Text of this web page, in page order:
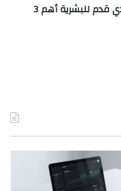
نيكولا تسلا المخترع الذي قدم للبشرية أهم 3